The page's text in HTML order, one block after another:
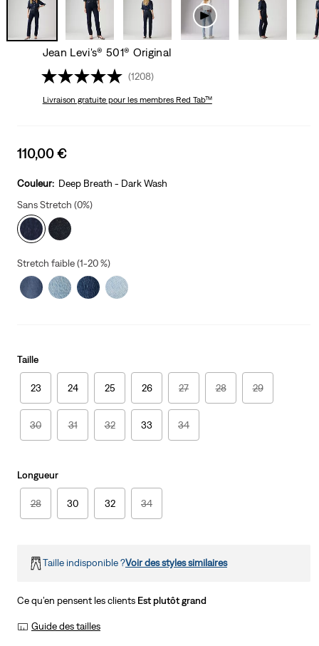
Jean Levi's® 501® Original
(1208)
Livraison gratuitepour les membres Red Tab™
Sale
is
110,00 €
Couleur: Deep Breath - Dark Wash
Sans Stretch (0%)
Stretch faible (1-20 %)
Taille
23 24 25 26 27 28 29
30 31 32 33 34
Longueur
28 30 32 34
Taille indisponible ?Voir des styles similaires
Ce qu’en pensent les clients Est plutôt grand
Guide des tailles